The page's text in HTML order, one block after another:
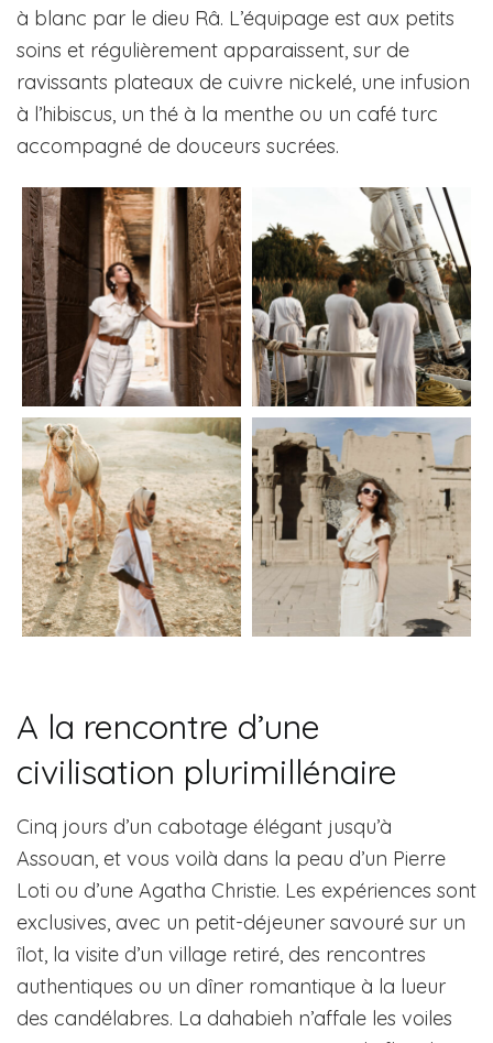
à blanc par le dieu Râ. L’équipage est aux petits
soins et régulièrement apparaissent, sur de
ravissants plateaux de cuivre nickelé, une infusion
à l’hibiscus, un thé à la menthe ou un café turc
accompagné de douceurs sucrées.
A la rencontre d’une
civilisation plurimillénaire
Cinq jours d’un cabotage élégant jusqu’à
Assouan, et vous voilà dans la peau d’un Pierre
Loti ou d’une Agatha Christie. Les expériences sont
exclusives, avec un petit-déjeuner savouré sur un
îlot, la visite d’un village retiré, des rencontres
authentiques ou un dîner romantique à la lueur
des candélabres. La dahabieh n’affale les voiles